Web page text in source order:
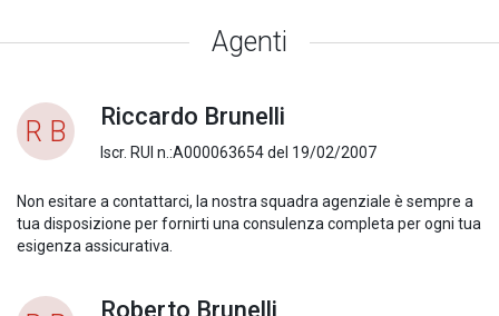
Agenti
R B Riccardo Brunelli
Iscr. RUI n.:A000063654 del 19/02/2007
Non esitare a contattarci, la nostra squadra agenziale è sempre a
tua disposizione per fornirti una consulenza completa per ogni tua
esigenza assicurativa.
Roberto Brunelli